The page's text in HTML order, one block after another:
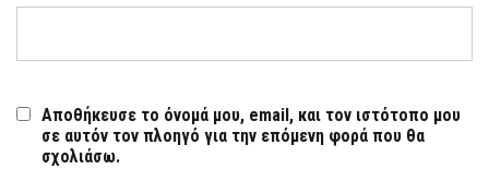
Αποθήκευσε το όνομά μου, email, και τον ιστότοπο μου
σε αυτόν τον πλοηγό για την επόμενη φορά που θα
σχολιάσω.